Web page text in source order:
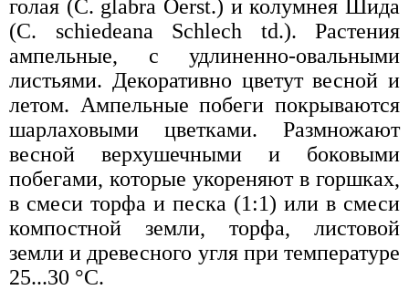
голая (С. glabra Oerst.) и колумнея Шида
(С. schiedeana Schlech td.). Растения
ампельные, с удлиненно-овальными
листьями. Декоративно цветут весной и
летом. Ампельные побеги покрываются
шарлаховыми цветками. Размножают
весной верхушечными и боковыми
побегами, которые укореняют в горшках,
в смеси торфа и песка (1:1) или в смеси
компостной земли, торфа, листовой
земли и древесного угля при температуре
25...30 °С.